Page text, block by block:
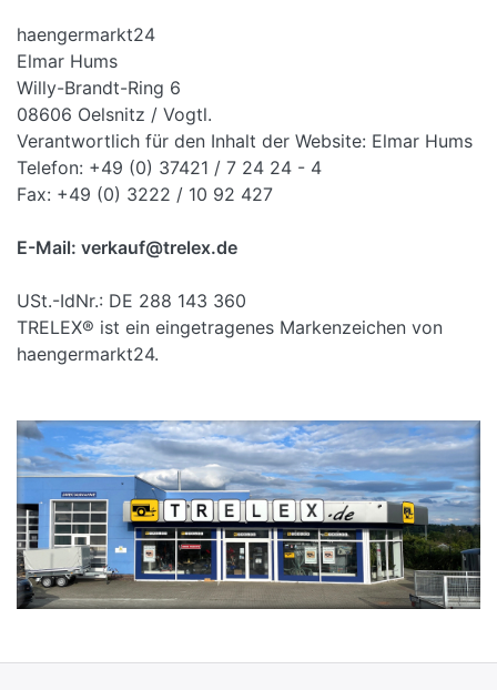
haengermarkt24
Elmar Hums
Willy-Brandt-Ring 6
08606 Oelsnitz / Vogtl.
Verantwortlich für den Inhalt der Website: Elmar Hums
Telefon: +49 (0) 37421 / 7 24 24 - 4
Fax: +49 (0) 3222 / 10 92 427
E-Mail: verkauf@trelex.de
USt.-IdNr.: DE 288 143 360
TRELEX® ist ein eingetragenes Markenzeichen von
haengermarkt24.